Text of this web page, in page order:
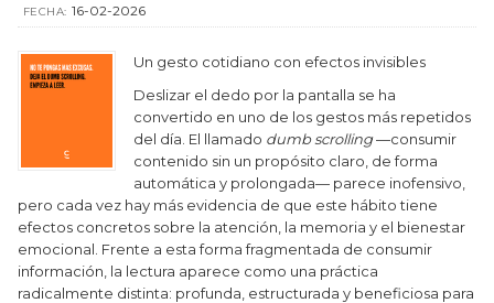
FECHA: 16-02-2026
Un gesto cotidiano con efectos invisibles
Deslizar el dedo por la pantalla se ha
convertido en uno de los gestos más repetidos
del día. El llamado dumb scrolling—consumir
contenido sin un propósito claro, de forma
automática y prolongada— parece inofensivo,
pero cada vez hay más evidencia de que este hábito tiene
efectos concretos sobre la atención, la memoria y el bienestar
emocional. Frente a esta forma fragmentada de consumir
información, la lectura aparece como una práctica
radicalmente distinta: profunda, estructurada y beneficiosa para